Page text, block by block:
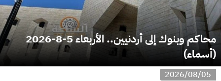
محاكم وبنوك إلى أردنيين.. الأربعاء 5-8-2026
(أسماء)
2026/08/05